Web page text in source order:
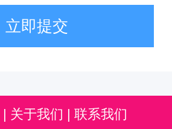
立即提交
| 关于我们 | 联系我们